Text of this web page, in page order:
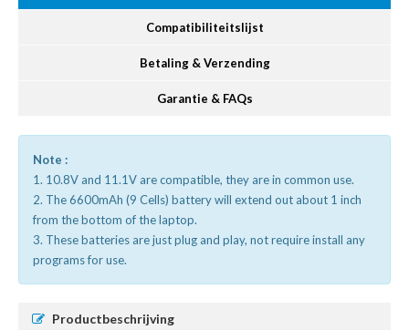
Compatibiliteitslijst
Betaling & Verzending
Garantie & FAQs
Note :
1. 10.8V and 11.1V are compatible, they are in common use.
2. The 6600mAh (9 Cells) battery will extend out about 1 inch
from the bottom of the laptop.
3. These batteries are just plug and play, not require install any
programs for use.
Productbeschrijving